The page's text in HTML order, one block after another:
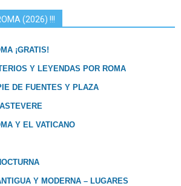
(2026) !!!
¡GRATIS!
Y LEYENDAS POR ROMA
DE FUENTES Y PLAZA
Y EL VATICANO
Y MODERNA – LUGARES